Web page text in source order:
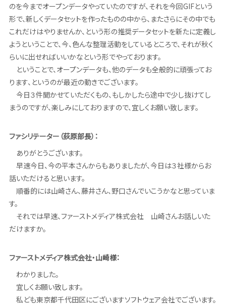
のを今までオープンデータやっていたのですが、それを今回GIFという
形で、新しくデータセットを作ったものの中から、またさらにその中でも
これだけはやりませんか、という形の推奨データセットを新たに定義し
ようということで、今、色んな整理活動をしているところで、それが秋く
らいに出せればいいかなという形でやっております。
ということで、オープンデータも、他のデータも全般的に頑張ってお
ります、というのが最近の動きでございます。
今日３件聞かせていただくもの、もしかしたら途中で少し抜けてし
まうのですが、楽しみにしておりますので、宜しくお願い致します。
ファシリテーター（荻原部長）：
ありがとうございます。
早速今日、今の平本さんからもありましたが、今日は３社様からお
話いただけると思います。
順番的には山崎さん、藤井さん、野口さんでいこうかなと思っていま
す。
それでは早速、ファーストメディア株式会社 山崎さんお話しいた
だけますか。
ファーストメディア株式会社・山崎様：
わかりました。
宜しくお願い致します。
私ども東京都千代田区にございますソフトウェア会社でございます。